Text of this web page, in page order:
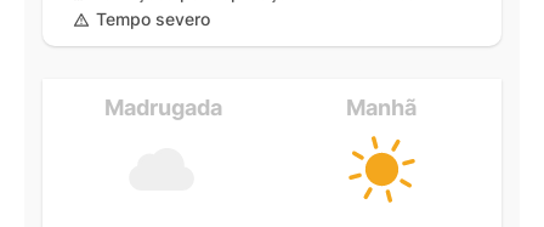
Tempo severo
Madrugada Manhã